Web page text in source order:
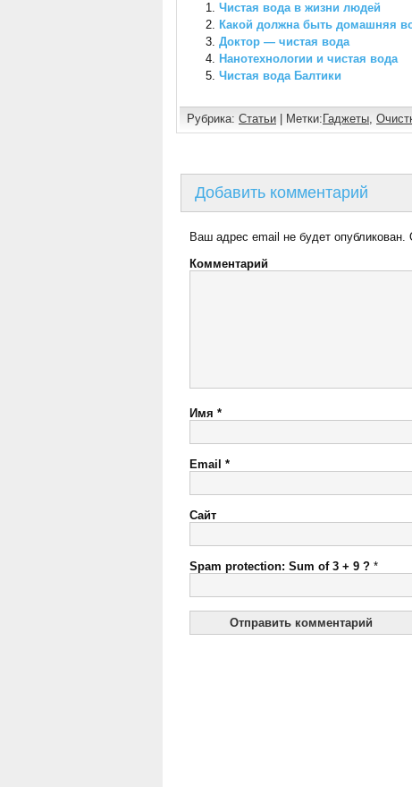
Чистая вода в жизни людей
Какой должна быть домашняя
Доктор — чистая вода
Нанотехнологии и чистая вода
Чистая вода Балтики
Рубрика: Статьи | Метки: Гаджеты,
Добавить комментарий
Ваш адрес email не будет опубликован.
Комментарий
Имя *
Email *
Сайт
Spam protection: Sum of 3 + 9 ? *